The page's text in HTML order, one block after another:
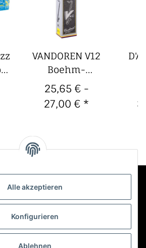
Alle akzeptieren
Konfigurieren
Ablehnen
VANDOREN V12
Boehm-
Bassklarinette-
Blätter (5er
Packung)
25,65 € -
27,00 € *